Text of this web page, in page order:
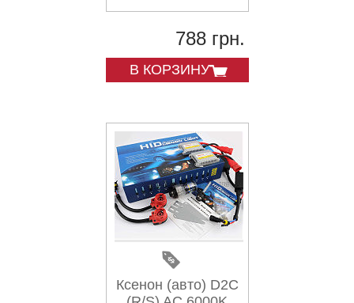
788 грн.
В КОРЗИНУ
Ксенон (авто) D2C